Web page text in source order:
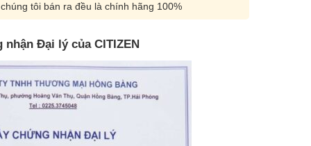
tôi bán ra đều là chính hãng 100%
nhận Đại lý của CITIZEN